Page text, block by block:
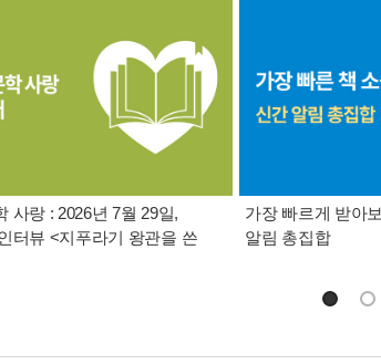
사랑 : 2026년 7월 29일,
터뷰 <지푸라기 왕관을 쓴
가장 빠르게 받아
알림 총집합